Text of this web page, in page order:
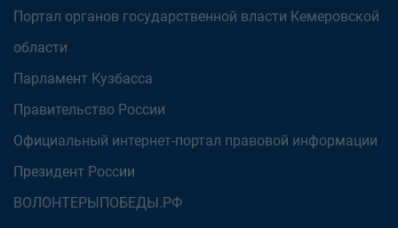
Портал органов государственной власти Кемеровской
области
Парламент Кузбасса
Правительство России
Официальный интернет-портал правовой информации
Президент России
ВОЛОНТЕРЫПОБЕДЫ.РФ